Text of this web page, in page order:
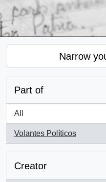
Narrow
Part of
All
Volantes Políticos
, 10 results
Creator